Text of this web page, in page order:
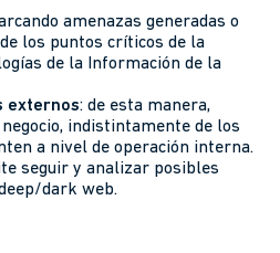
amenazas generadas o
los puntos críticos de la
de la Información de la
externos: de esta manera,
indistintamente de los
a nivel de operación interna.
seguir y analizar posibles
dark web.